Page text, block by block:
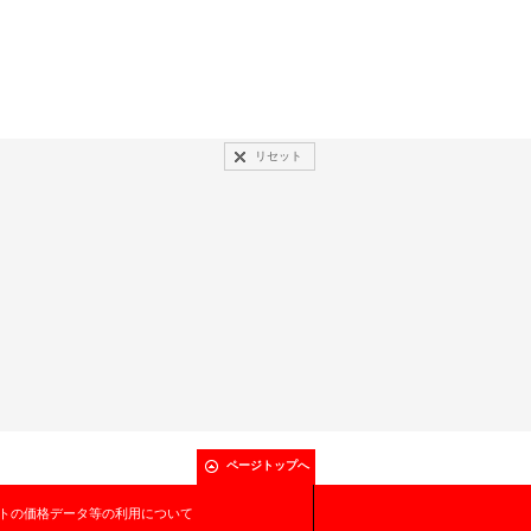
リセット
ページトップへ
の価格データ等の利用について